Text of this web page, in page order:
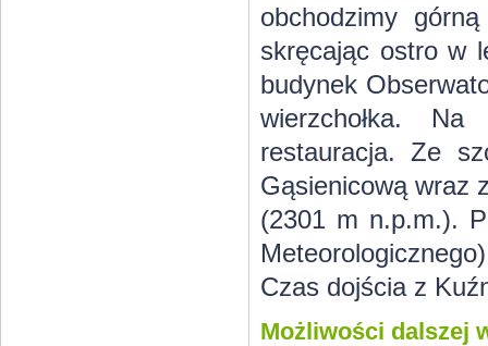
obchodzimy
skręcając ostro w
budynek
wierzchołka.
restauracja. Ze
Gąsienicową wraz
(2301 m n.p.m.).
Czas dojścia z
Możliwości dalszej